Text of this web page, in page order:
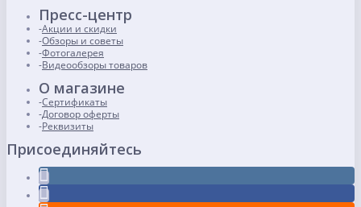
Пресс-центр
Акции и скидки
Обзоры и советы
Фотогалерея
Видеообзоры товаров
О магазине
Сертификаты
Договор оферты
Реквизиты
Присоединяйтесь